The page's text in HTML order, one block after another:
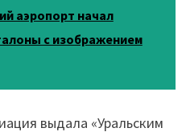
аэропорт начал
с изображением
выдала «Уральским